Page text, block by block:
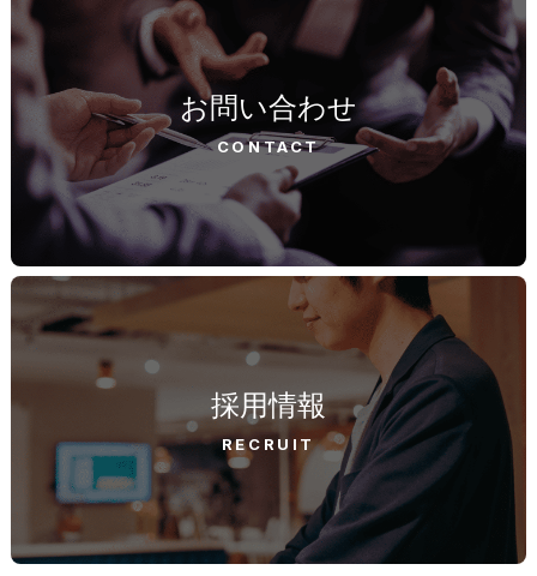
お問い合わせ
CONTACT
採用情報
RECRUIT